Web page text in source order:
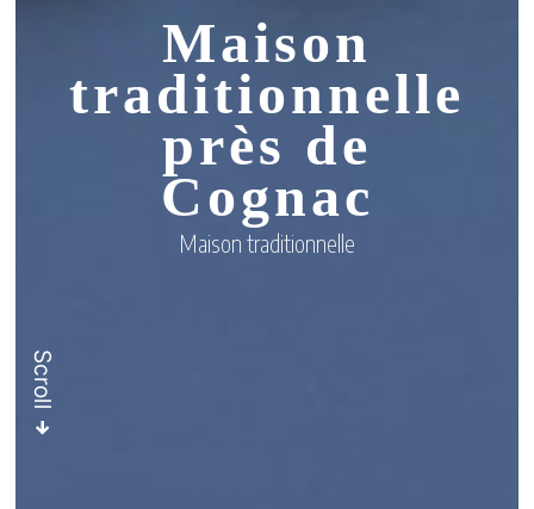
Maison
traditionnelle
près de
Cognac
Maison traditionnelle
Scroll